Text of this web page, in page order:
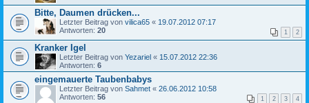
Bitte, Daumen drücken...
Letzter Beitrag von vilica65 « 19.07.2012 07:17
Antworten: 20 1 2
Kranker Igel
Letzter Beitrag von Yezariel « 15.07.2012 22:36
Antworten: 6
eingemauerte Taubenbabys
Letzter Beitrag von Sahmet « 26.06.2012 10:58
Antworten: 56 1 2 3 4